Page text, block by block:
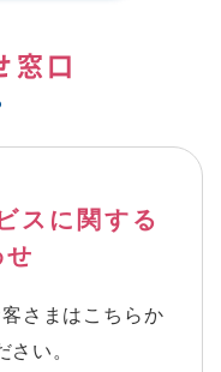
窓口
スに関する
さまはこちらか
さい。